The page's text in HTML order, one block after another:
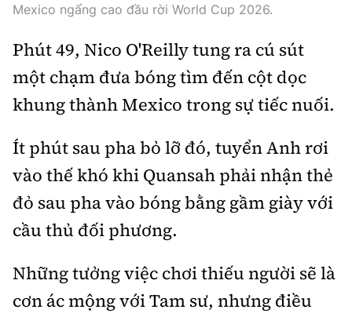
Mexico ngẩng cao đầu rời World Cup 2026.
Phút 49, Nico O'Reilly tung ra cú sút
một chạm đưa bóng tìm đến cột dọc
khung thành Mexico trong sự tiếc nuối.
Ít phút sau pha bỏ lỡ đó, tuyển Anh rơi
vào thế khó khi Quansah phải nhận thẻ
đỏ sau pha vào bóng bằng gầm giày với
cầu thủ đối phương.
Những tưởng việc chơi thiếu người sẽ là
cơn ác mộng với Tam sư, nhưng điều